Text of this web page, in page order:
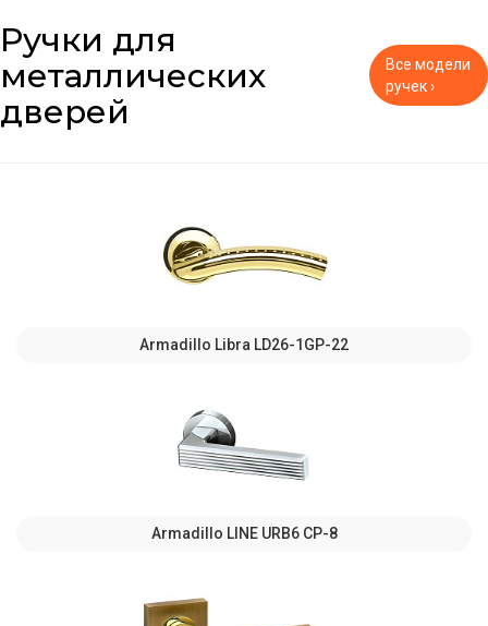
Ручки для
металлических
дверей
Все модели
ручек ›
Armadillo Libra LD26-1GP-22
Armadillo LINE URB6 CP-8